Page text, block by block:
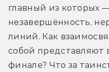
главный из которых
незавершённость,
линий. Как
собой представляют
финале? Что за